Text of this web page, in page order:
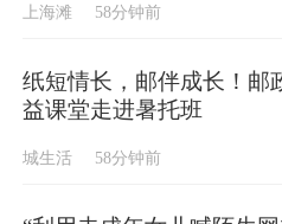
上海滩 58分钟前
纸短情长，邮伴成长！邮
益课堂走进暑托班
城生活 58分钟前